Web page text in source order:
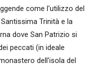
come l'utilizzo del
Trinità e la
dove San Patrizio si
peccati (in ideale
dell'isola del